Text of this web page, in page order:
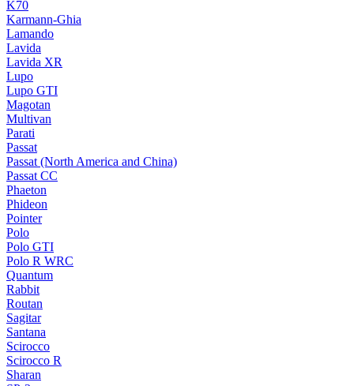
K70
Karmann-Ghia
Lamando
Lavida
Lavida XR
Lupo
Lupo GTI
Magotan
Multivan
Parati
Passat
Passat (North America and China)
Passat CC
Phaeton
Phideon
Pointer
Polo
Polo GTI
Polo R WRC
Quantum
Rabbit
Routan
Sagitar
Santana
Scirocco
Scirocco R
Sharan